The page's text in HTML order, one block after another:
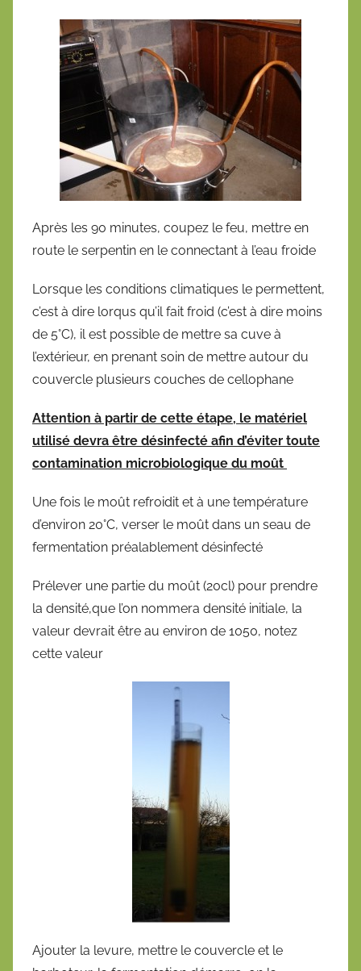
Après les 90 minutes, coupez le feu, mettre en
route le serpentin en le connectant à l’eau froide
Lorsque les conditions climatiques le permettent,
c’est à dire lorqus qu’il fait froid (c’est à dire moins
de 5°C), il est possible de mettre sa cuve à
l’extérieur, en prenant soin de mettre autour du
couvercle plusieurs couches de cellophane
Attention à partir de cette étape, le matériel
utilisé devra être désinfecté afin d’éviter toute
contamination microbiologique du moût
Une fois le moût refroidit et à une température
d’environ 20°C, verser le moût dans un seau de
fermentation préalablement désinfecté
Prélever une partie du moût (20cl) pour prendre
la densité,que l’on nommera densité initiale, la
valeur devrait être au environ de 1050, notez
cette valeur
Ajouter la levure, mettre le couvercle et le